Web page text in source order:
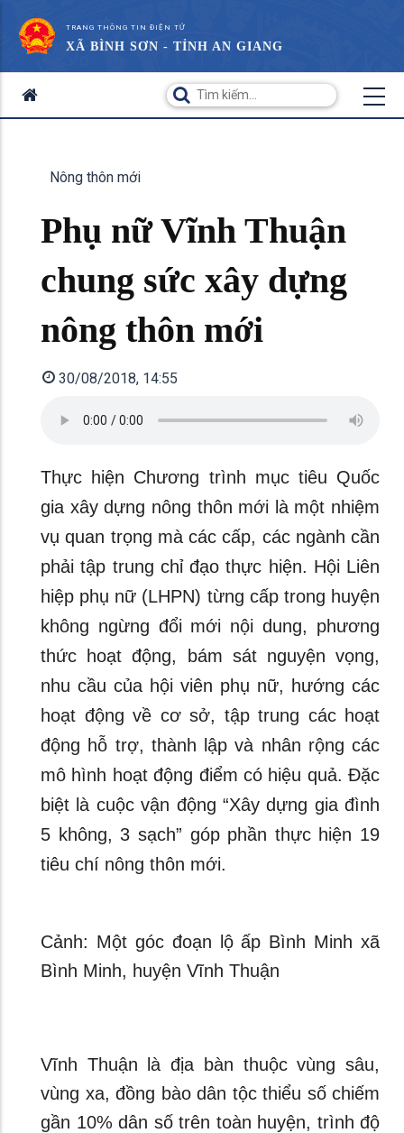
TRANG THÔNG TIN ĐIỆN TỬ
XÃ BÌNH SƠN - TỈNH AN GIANG
Nông thôn mới
Phụ nữ Vĩnh Thuận
chung sức xây dựng
nông thôn mới
30/08/2018, 14:55
Thực hiện Chương trình mục tiêu Quốc
gia xây dựng nông thôn mới là một nhiệm
vụ quan trọng mà các cấp, các ngành cần
phải tập trung chỉ đạo thực hiện. Hội Liên
hiệp phụ nữ (LHPN) từng cấp trong huyện
không ngừng đổi mới nội dung, phương
thức hoạt động, bám sát nguyện vọng,
nhu cầu của hội viên phụ nữ, hướng các
hoạt động về cơ sở, tập trung các hoạt
động hỗ trợ, thành lập và nhân rộng các
mô hình hoạt động điểm có hiệu quả. Đặc
biệt là cuộc vận động “Xây dựng gia đình
5 không, 3 sạch” góp phần thực hiện 19
tiêu chí nông thôn mới.
Cảnh: Một góc đoạn lộ ấp Bình Minh xã
Bình Minh, huyện Vĩnh Thuận
Vĩnh Thuận là địa bàn thuộc vùng sâu,
vùng xa, đồng bào dân tộc thiểu số chiếm
gần 10% dân số trên toàn huyện, trình độ